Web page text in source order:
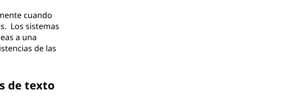
cuando
Los sistemas
a una
de las
de texto